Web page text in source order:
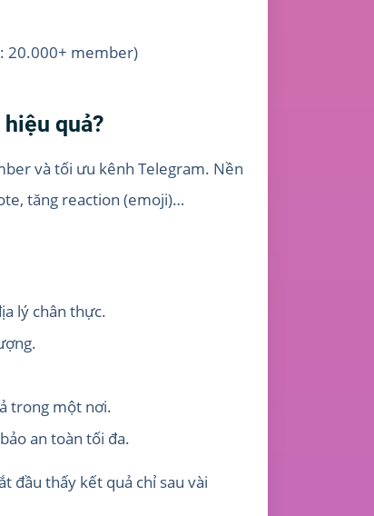
20.000+ member)
quả?
và tối ưu kênh Telegram. Nền
tăng reaction (emoji)…
lý chân thực.
trong một nơi.
an toàn tối đa.
đầu thấy kết quả chỉ sau vài